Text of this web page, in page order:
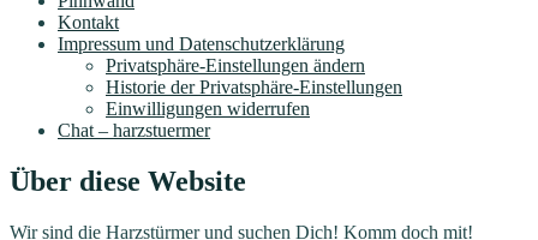
Kontakt
Impressum und Datenschutzerklärung
Privatsphäre-Einstellungen ändern
Historie der Privatsphäre-Einstellungen
Einwilligungen widerrufen
Chat – harzstuermer
Über diese Website
Wir sind die Harzstürmer und suchen Dich! Komm doch mit!